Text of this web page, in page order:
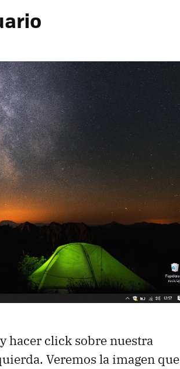
y hacer click sobre nuestra
Veremos la imagen que